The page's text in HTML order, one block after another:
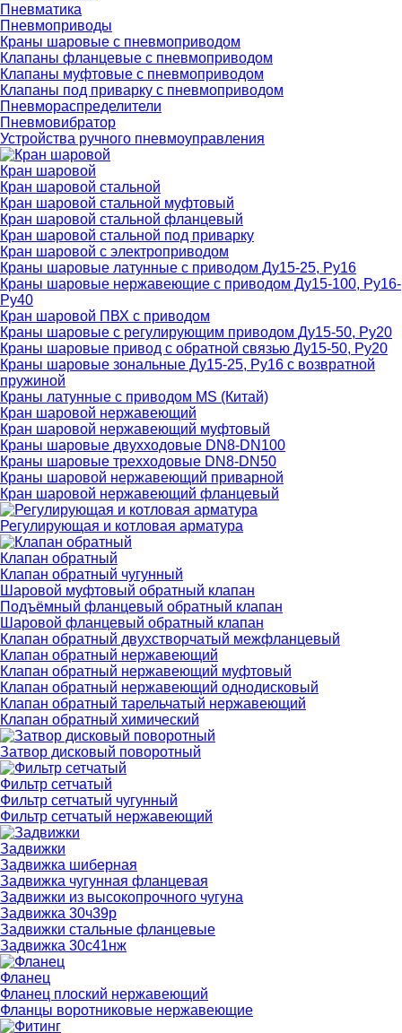
Пневматика
Пневмоприводы
Краны шаровые с пневмоприводом
Клапаны фланцевые с пневмоприводом
Клапаны муфтовые с пневмоприводом
Клапаны под приварку с пневмоприводом
Пневмораспределители
Пневмовибратор
Устройства ручного пневмоуправления
Кран шаровой
Кран шаровой стальной
Кран шаровой стальной муфтовый
Кран шаровой стальной фланцевый
Кран шаровой стальной под приварку
Кран шаровой с электроприводом
Краны шаровые латунные с приводом Ду15-25, Ру16
Краны шаровые нержавеющие с приводом Ду15-100, Ру16-
Ру40
Кран шаровой ПВХ с приводом
Краны шаровые с регулирующим приводом Ду15-50, Ру20
Краны шаровые привод с обратной связью Ду15-50, Ру20
Краны шаровые зональные Ду15-25, Ру16 с возвратной
пружиной
Краны латунные с приводом MS (Китай)
Кран шаровой нержавеющий
Кран шаровой нержавеющий муфтовый
Краны шаровые двухходовые DN8-DN100
Краны шаровые трехходовые DN8-DN50
Краны шаровой нержавеющий приварной
Кран шаровой нержавеющий фланцевый
Регулирующая и котловая арматура
Клапан обратный
Клапан обратный чугунный
Шаровой муфтовый обратный клапан
Подъёмный фланцевый обратный клапан
Шаровой фланцевый обратный клапан
Клапан обратный двухстворчатый межфланцевый
Клапан обратный нержавеющий
Клапан обратный нержавеющий муфтовый
Клапан обратный нержавеющий однодисковый
Клапан обратный тарельчатый нержавеющий
Клапан обратный химический
Затвор дисковый поворотный
Фильтр сетчатый
Фильтр сетчатый чугунный
Фильтр сетчатый нержавеющий
Задвижки
Задвижка шиберная
Задвижка чугунная фланцевая
Задвижки из высокопрочного чугуна
Задвижка 30ч39р
Задвижки стальные фланцевые
Задвижка 30с41нж
Фланец
Фланец плоский нержавеющий
Фланцы воротниковые нержавеющие